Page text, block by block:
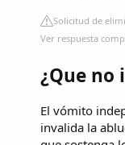
Solicitud de
Ver respuesta
¿Que no
El vómito
invalida la